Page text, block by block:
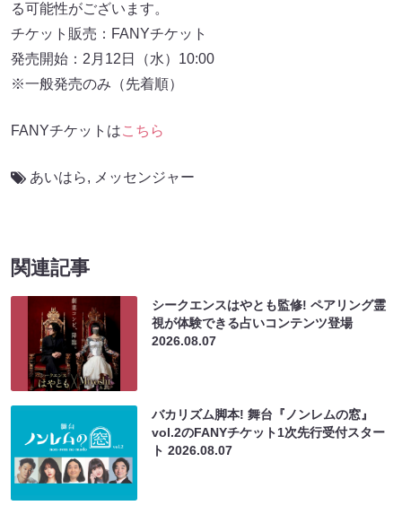
る可能性がございます。
チケット販売：FANYチケット
発売開始：2月12日（水）10:00
※一般発売のみ（先着順）
FANYチケットはこちら
あいはら, メッセンジャー
関連記事
シークエンスはやとも監修! ペアリング霊
視が体験できる占いコンテンツ登場
2026.08.07
バカリズム脚本! 舞台『ノンレムの窓』
vol.2のFANYチケット1次先行受付スター
ト2026.08.07